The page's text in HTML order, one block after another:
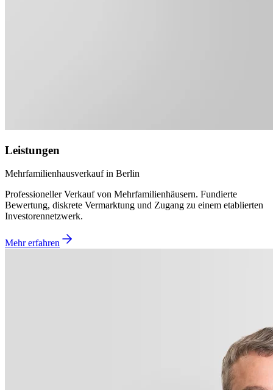
Leistungen
Mehrfamilienhausverkauf in Berlin
Professioneller Verkauf von Mehrfamilienhäusern. Fundierte
Bewertung, diskrete Vermarktung und Zugang zu einem etablierten
Investorennetzwerk.
Mehr erfahren